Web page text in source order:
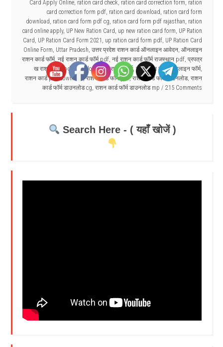
Card Apply Online, ration card check, ration card correction form, ration
card correction form pdf, ration card download, ration card form
download, ration card form pdf cg, ration card form pdf rajasthan, ration
card online apply, UP New Ration Card, up new ration card form, UP Ration
Card, UP Ration Card Form 2021 , up ration card form pdf, UP Ration Card
Online Form, Uttar Pradesh, उत्तर प्रदेश राशन कार्ड ऑनलाइन आवेदन, ऑनलाइन
राशन कार्ड फॉर्म, नई राशन कार्ड फॉर्म pdf, नई राशन कार्ड फॉर्म राजस्थान pdf, प्रपत्र
ख राशन कार्ड pdf download,यूपी राशन कार्ड, यूपी राशन कार्ड ऑनलाइन फॉर्म,
राशन कार्ड pdf download ,राशन कार्ड फॉर्म pdf,राशन कार्ड फॉर्म डाउनलोड, राशन
कार्ड फॉर्म डाउनलोड cg, राशन कार्ड फॉर्म डाउनलोड mp 215 Comments
Search Here - ( यहाँ खोजें )